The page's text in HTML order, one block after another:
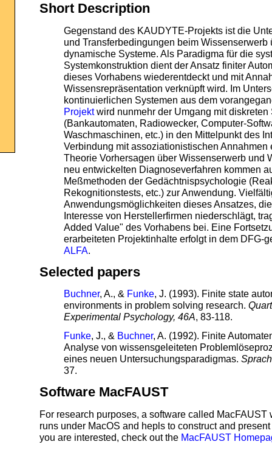
Short Description
Gegenstand des KAUDYTE-Projekts ist die
und Transferbedingungen beim Wissenserwerb
dynamische Systeme. Als Paradigma für die
Systemkonstruktion dient der Ansatz finiter
dieses Vorhabens wiederentdeckt und mit
Wissensrepräsentation verknüpft wird. Im
kontinuierlichen Systemen aus dem
Projektwird nunmehr der Umgang mit diskreten
(Bankautomaten, Radiowecker, Computer-
Waschmaschinen, etc.) in den Mittelpunkt des
Verbindung mit assoziationistischen Annahmen
Theorie Vorhersagen über Wissenserwerb und
neu entwickelten Diagnoseverfahren kommen
Meßmethoden der Gedächtnispsychologie
Rekognitionstests, etc.) zur Anwendung.
Anwendungsmöglichkeiten dieses Ansatzes,
Interesse von Herstellerfirmen niederschlägt,
Added Value" des Vorhabens bei. Eine
erarbeiteten Projektinhalte erfolgt in dem DFG-
ALFA.
Selected papers
Buchner, A., & Funke, J. (1993). Finite state
environments in problem solving research.
Experimental Psychology, 46A, 83-118.
Funke, J., & Buchner, A. (1992). Finite
Analyse von wissensgeleiteten
eines neuen Untersuchungsparadigmas.
37.
Software MacFAUST
For research purposes, a software called MacFAUST
runs under MacOS and hepls to construct and
you are interested, check out the MacFAUST